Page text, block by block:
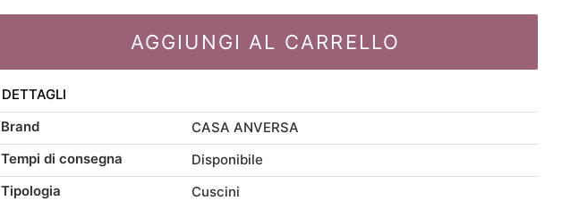
idrorepellente
prezzo
era:
prezzo
è:
AGGIUNGI AL CARRELLO
DETTAGLI
Brand
CASA ANVERSA
Tempi di consegna
Disponibile
Tipologia
Cuscini